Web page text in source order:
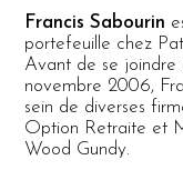
Francis Sabourin
portefeuille chez
Avant de se joindre
novembre 2006,
sein de diverses
Option Retraite et
Wood Gundy.